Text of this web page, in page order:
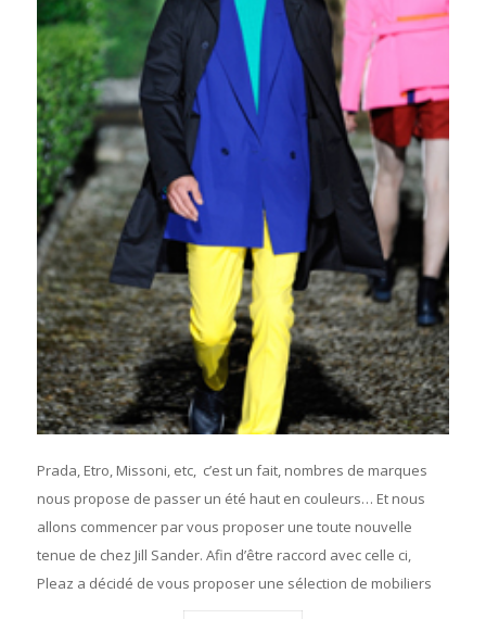
Prada, Etro, Missoni, etc, c’est un fait, nombres de marques
nous propose de passer un été haut en couleurs… Et nous
allons commencer par vous proposer une toute nouvelle
tenue de chez Jill Sander. Afin d’être raccord avec celle ci,
Pleaz a décidé de vous proposer une sélection de mobiliers